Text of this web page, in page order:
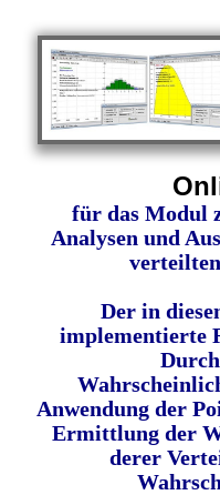
für das Modul
Analysen und
Der in
implementierte
Anwendung der
Ermittlung der
derer